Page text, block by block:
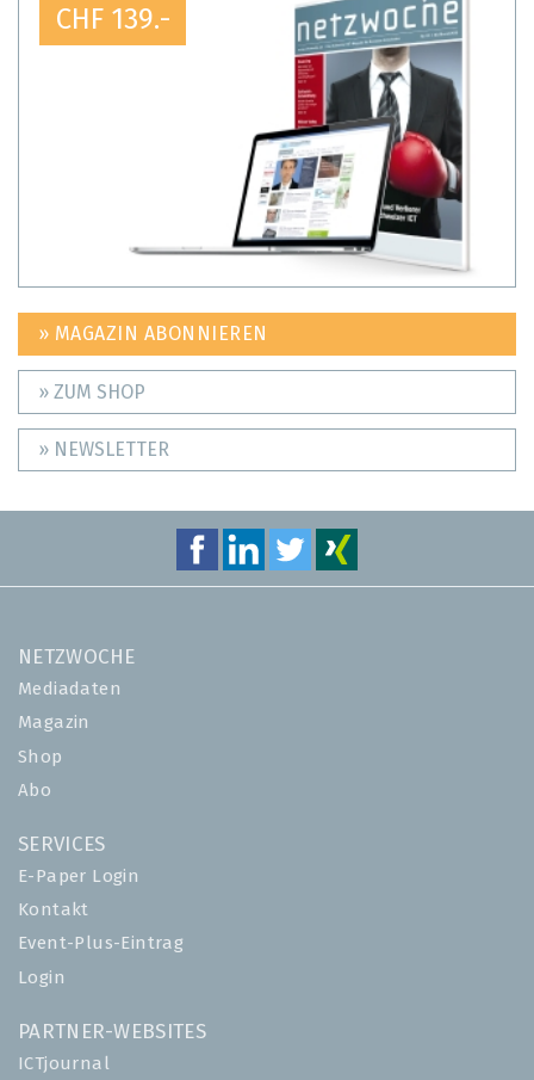
CHF 139.-
» MAGAZIN ABONNIEREN
» ZUM SHOP
» NEWSLETTER
NETZWOCHE
Mediadaten
Magazin
Shop
Abo
SERVICES
E-Paper Login
Kontakt
Event-Plus-Eintrag
Login
PARTNER-WEBSITES
ICTjournal